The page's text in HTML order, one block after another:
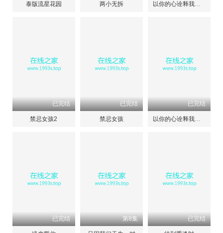
泰版流星花园 两小无拆 以你的心诠释我的爱第二季
已完结
禁忌女孩2
已完结
禁忌女孩
已完结
以你的心诠释我的爱第一季
已完结 第8集 已完结